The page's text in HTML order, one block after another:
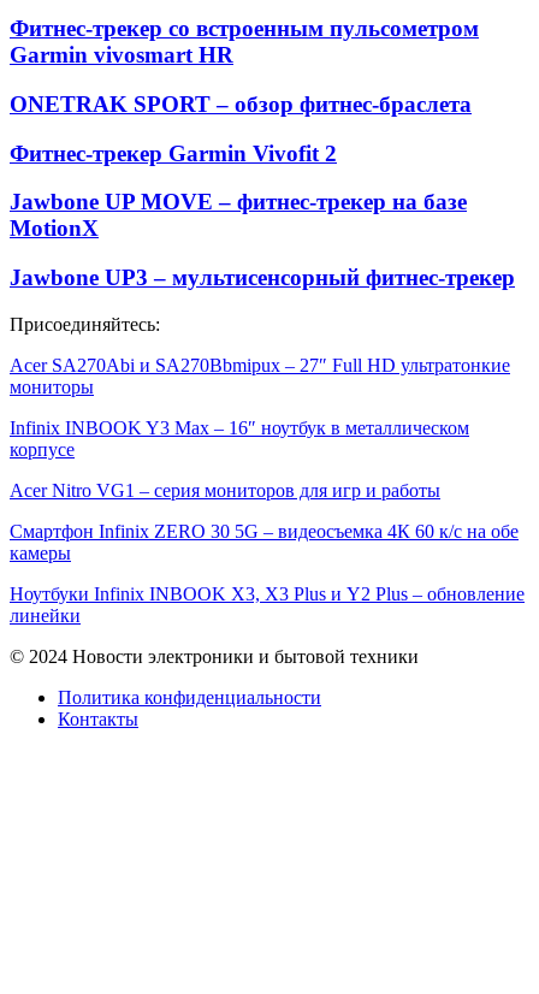
Фитнес-трекер со встроенным пульсометром
Garmin vivosmart HR
ONETRAK SPORT – обзор фитнес-браслета
Фитнес-трекер Garmin Vivofit 2
Jawbone UP MOVE – фитнес-трекер на базе
MotionX
Jawbone UP3 – мультисенсорный фитнес-трекер
Присоединяйтесь:
Acer SA270Abi и SA270Bbmipux – 27″ Full HD ультратонкие
мониторы
Infinix INBOOK Y3 Max – 16″ ноутбук в металлическом
корпусе
Acer Nitro VG1 – серия мониторов для игр и работы
Смартфон Infinix ZERO 30 5G – видеосъемка 4К 60 к/с на обе
камеры
Ноутбуки Infinix INBOOK X3, X3 Plus и Y2 Plus – обновление
линейки
© 2024 Новости электроники и бытовой техники
Политика конфиденциальности
Контакты